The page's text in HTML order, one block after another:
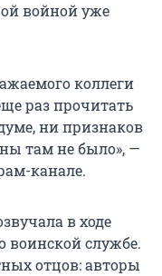
войной уже
коллеги
раз прочитать
ни признаков
там не было», —
канале.
в ходе
воинской службе.
отцов: авторы